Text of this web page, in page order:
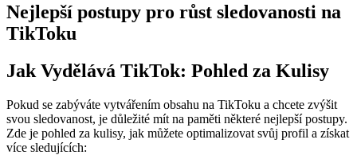
Nejlepší postupy pro růst sledovanosti na
TikToku
Jak Vydělává TikTok: Pohled za Kulisy
Pokud se zabýváte vytvářením obsahu na TikToku a chcete zvýšit
svou sledovanost, je důležité mít na paměti některé nejlepší postupy.
Zde je pohled za kulisy, jak můžete optimalizovat svůj profil a získat
více sledujících: